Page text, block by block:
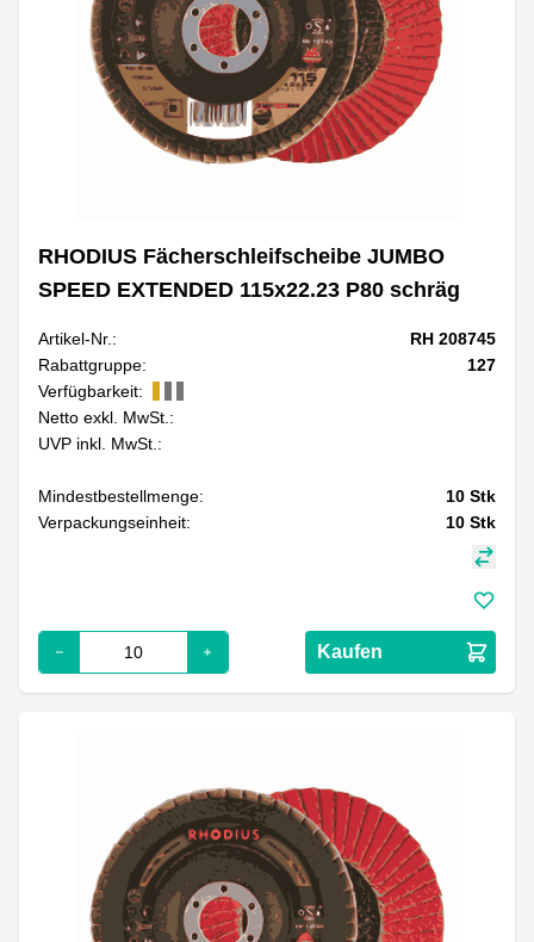
RHODIUS Fächerschleifscheibe JUMBO
SPEED EXTENDED 115x22.23 P80 schräg
Artikel-Nr.:
RH 208745
Rabattgruppe:
127
Verfügbarkeit:
Netto exkl. MwSt.:
UVP inkl. MwSt.:
Mindestbestellmenge: 10 Stk
Verpackungseinheit:
10 Stk
Kaufen